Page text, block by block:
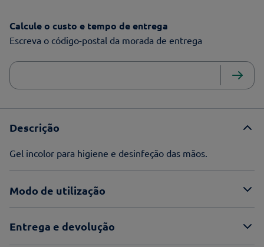
Calcule o custo e tempo de entrega
Escreva o código-postal da morada de entrega
Descrição
Gel incolor para higiene e desinfeção das mãos.
Modo de utilização
Entrega e devolução